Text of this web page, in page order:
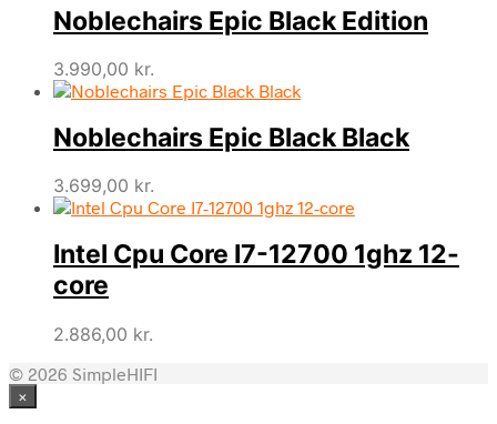
Noblechairs Epic Black Edition
3.990,00 kr.
Noblechairs Epic Black Black
3.699,00 kr.
Intel Cpu Core I7-12700 1ghz 12-
core
2.886,00 kr.
© 2026 SimpleHIFI
×